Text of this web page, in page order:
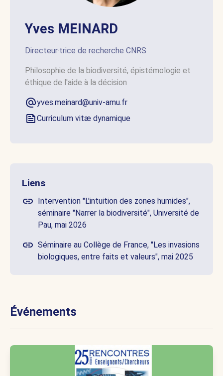
Yves MEINARD
Directeur·trice de recherche CNRS
Philosophie de la biodiversité, épistémologie et
éthique de l'aide à la décision
yves.meinard@univ-amu.fr
Curriculum vitæ dynamique
Liens
Intervention "L'intuition des zones humides",
séminaire "Narrer la biodiversité", Université de
Pau, mai 2026
Séminaire au Collège de France, "Les invasions
biologiques, entre faits et valeurs", mai 2025
Événements